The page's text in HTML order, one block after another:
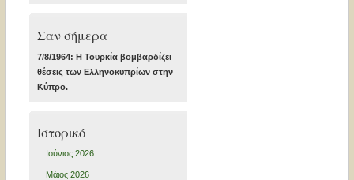
Σαν σήμερα
7/8/1964: Η Τουρκία βομβαρδίζει
θέσεις των Ελληνοκυπρίων στην
Κύπρο.
Ιστορικό
Ιούνιος 2026
Μάιος 2026